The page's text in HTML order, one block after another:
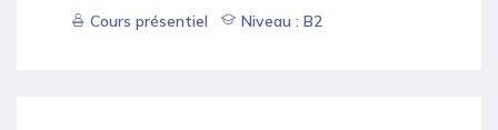
Cours présentiel Niveau : B2